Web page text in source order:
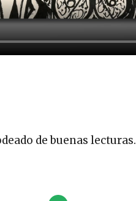
de buenas lecturas.